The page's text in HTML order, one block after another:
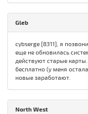
Gleb
cybserge [8311], я
еще не обновилась
действуют старые
бесплатно (у меня
новые заработают.
North West